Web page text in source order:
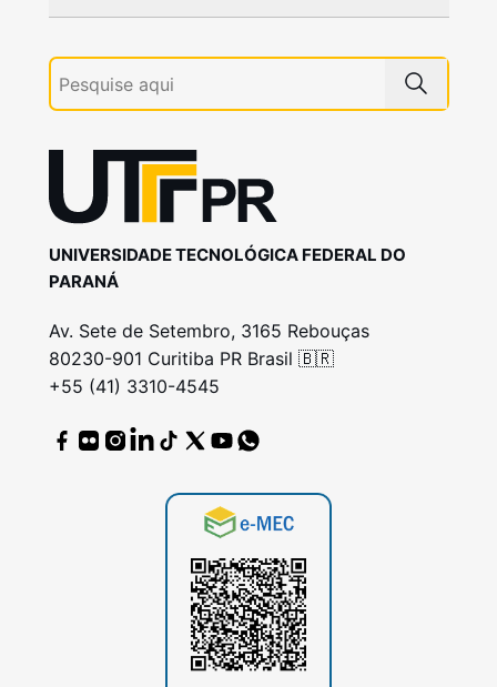
UNIVERSIDADE TECNOLÓGICA FEDERAL DO
PARANÁ
Av. Sete de Setembro, 3165 Rebouças
80230-901 Curitiba PR Brasil 🇧🇷
+55 (41) 3310-4545